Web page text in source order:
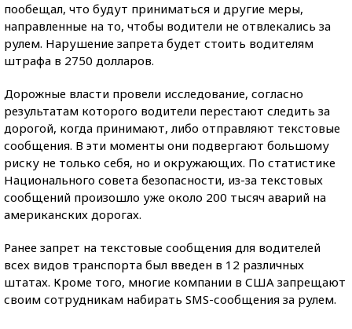
пообещал, что будут приниматься и другие меры,
направленные на то, чтобы водители не отвлекались за
рулем. Нарушение запрета будет стоить водителям
штрафа в 2750 долларов.
Дорожные власти провели исследование, согласно
результатам которого водители перестают следить за
дорогой, когда принимают, либо отправляют текстовые
сообщения. В эти моменты они подвергают большому
риску не только себя, но и окружающих. По статистике
Национального совета безопасности, из-за текстовых
сообщений произошло уже около 200 тысяч аварий на
американских дорогах.
Ранее запрет на текстовые сообщения для водителей
всех видов транспорта был введен в 12 различных
штатах. Кроме того, многие компании в США запрещают
своим сотрудникам набирать SMS-сообщения за рулем.